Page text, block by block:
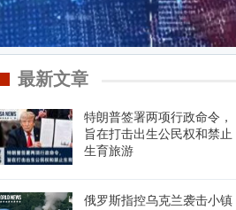
最新文章
特朗普签署两项行政命令，
旨在打击出生公民权和禁止
生育旅游
俄罗斯指控乌克兰袭击小镇